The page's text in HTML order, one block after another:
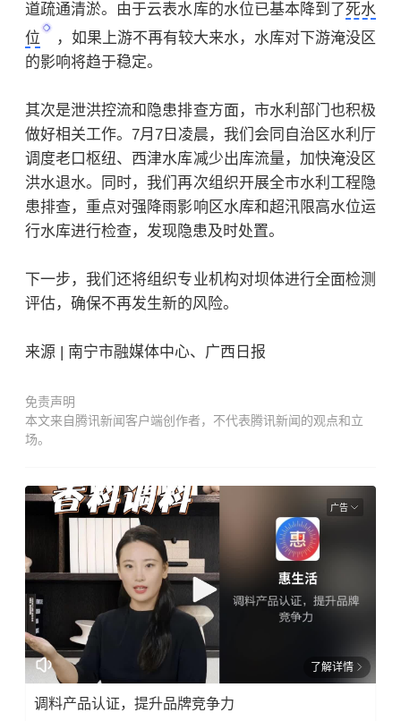
道疏通清淤。由于云表水库的水位已基本降到了死水
位
，如果上游不再有较大来水，水库对下游淹没区
的影响将趋于稳定。
其次是泄洪控流和隐患排查方面，市水利部门也积极
做好相关工作。7月7日凌晨，我们会同自治区水利厅
调度老口枢纽、西津水库减少出库流量，加快淹没区
洪水退水。同时，我们再次组织开展全市水利工程隐
患排查，重点对强降雨影响区水库和超汛限高水位运
行水库进行检查，发现隐患及时处置。
下一步，我们还将组织专业机构对坝体进行全面检测
评估，确保不再发生新的风险。
来源 | 南宁市融媒体中心、广西日报
免责声明
本文来自腾讯新闻客户端创作者，不代表腾讯新闻的观点和立
场。
广告
了解详情
调料产品认证，提升品牌竞争力